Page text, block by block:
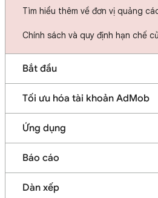
Tìm hiểu thêm về đơn vị quảng
Chính sách và quy định hạn chế
Bắt đầu
Tối ưu hóa tài khoản AdMob
Ứng dụng
Báo cáo
Dàn xếp